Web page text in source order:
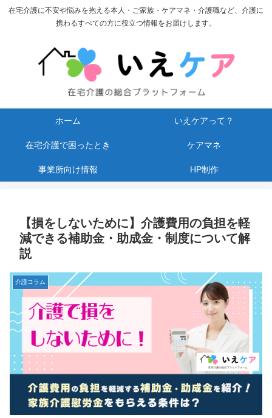
在宅介護に不安や悩みを抱える本人・ご家族・ケアマネ・介護職など、介護に
携わるすべての方に役立つ情報をお届けします。
ホーム いえケアって？
在宅介護で困ったとき ケアマネ
事業所向け情報 HP制作
【損をしないために】介護費用の負担を軽
減できる補助金・助成金・制度について解
説
介護コラム